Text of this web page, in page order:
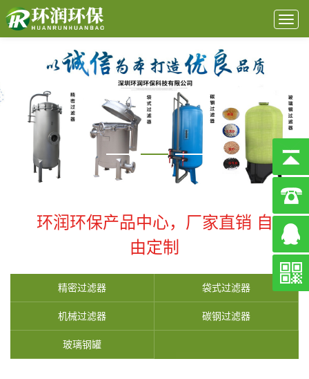
环润环保产品中心，厂家直销 自
由定制
精密过滤器 袋式过滤器
机械过滤器 碳钢过滤器
玻璃钢罐